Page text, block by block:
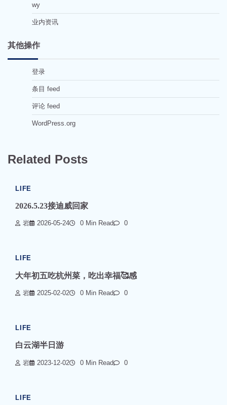
wy
业内资讯
其他操作
登录
条目 feed
评论 feed
WordPress.org
Related Posts
LIFE
2026.5.23接迪威回家
岩 2026-05-24 0 Min Read 0
LIFE
大年初五吃杭州菜，吃出幸福🥰感
岩 2025-02-02 0 Min Read 0
LIFE
白云湖半日游
岩 2023-12-02 0 Min Read 0
LIFE